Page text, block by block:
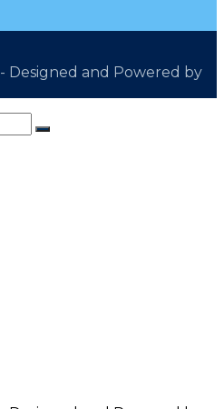
- Designed and Powered by